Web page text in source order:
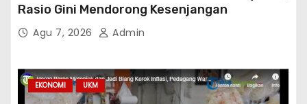
Rasio Gini Mendorong Kesenjangan
Agu 7, 2026 Admin
EKONOMI UKM